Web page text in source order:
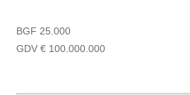
BGF 25.000
GDV € 100.000.000